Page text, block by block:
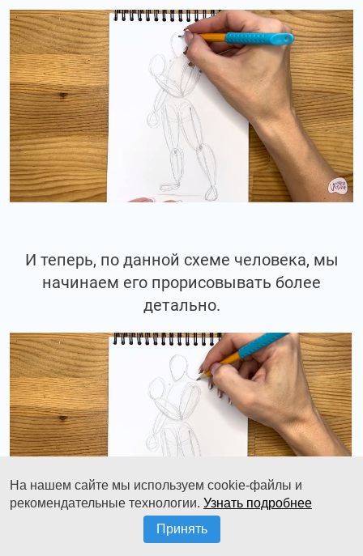
И теперь, по данной схеме человека, мы
начинаем его прорисовывать более
детально.
На нашем сайте мы используем cookie-файлы и
рекомендательные технологии. Узнать подробнее
Принять